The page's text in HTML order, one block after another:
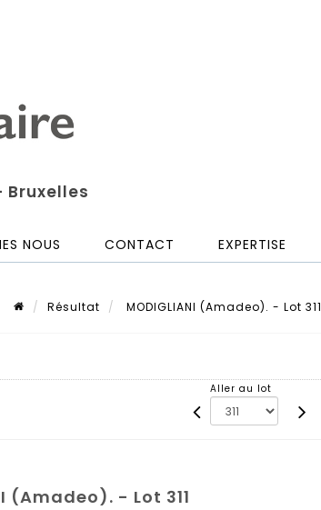
Bruxelles
NOUS CONTACT EXPERTISE
Résultat MODIGLIANI (Amadeo). - Lot 311
Aller au lot
(Amadeo). - Lot 311